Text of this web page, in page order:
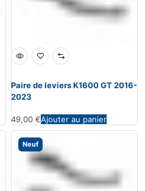
Paire de leviers K1600 GT 2016-
2023
49,00 €Ajouter au panier
Neuf